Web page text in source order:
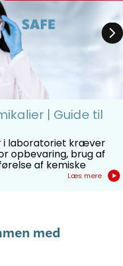
| Guide til
i laboratoriet kræver
opbevaring, brug af
af kemiske
Læs mere
med